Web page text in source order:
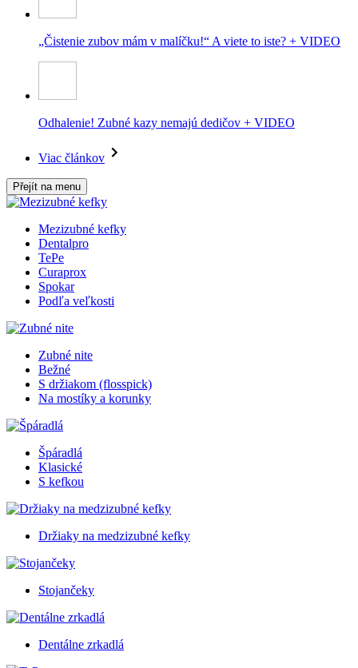
„Čistenie zubov mám v malíčku!“ A viete to iste? + VIDEO
Odhalenie! Zubné kazy nemajú dedičov + VIDEO
Viac článkov
Přejít na menu
Mezizubné kefky
Dentalpro
TePe
Curaprox
Spokar
Podľa veľkosti
Zubné nite
Bežné
S držiakom (flosspick)
Na mostíky a korunky
Špáradlá
Klasické
S kefkou
Držiaky na medzizubné kefky
Stojančeky
Dentálne zrkadlá